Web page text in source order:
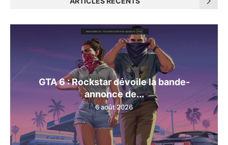
GTA 6 : Rockstar dévoile la bande-
annonce de...
6 août 2026